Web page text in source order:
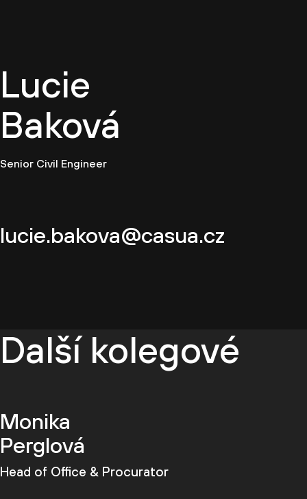
Lucie
Baková
Senior Civil Engineer
lucie.bakova@casua.cz
Další kolegové
Monika
Perglová
Head of Office & Procurator